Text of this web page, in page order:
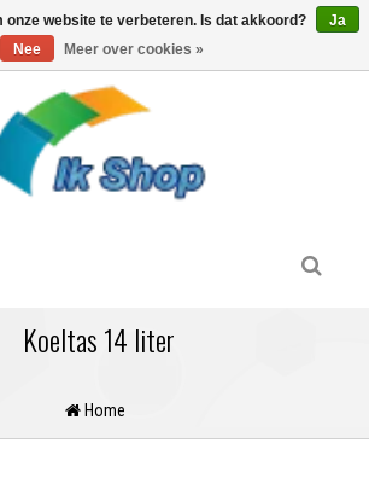
Koeltas 14 liter
Home
onze website te verbeteren. Is dat akkoord?
Ja
Nee
Meer over cookies »